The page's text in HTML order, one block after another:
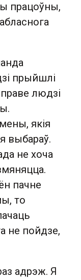
працоўны,
прыйшлі
людзі
якія
выбараў.
не хоча
пачне
то
не пойдзе,
адрэж. Я